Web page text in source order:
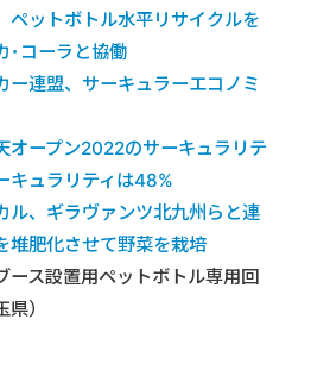
ペットボトル水平リサイクルを
･コーラと協働
ー連盟、サーキュラーエコノミ
オープン2022のサーキュラリテ
キュラリティは48%
ル、ギラヴァンツ北九州らと連
堆肥化させて野菜を栽培
ース設置用ペットボトル専用回
）